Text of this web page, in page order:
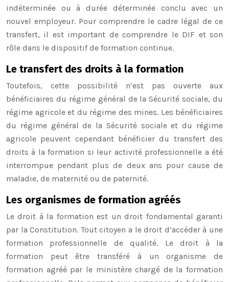
indéterminée ou à durée déterminée conclu avec un
nouvel employeur. Pour comprendre le cadre légal de ce
transfert, il est important de comprendre le DIF et son
rôle dans le dispositif de formation continue.
Le transfert des droits à la formation
Toutefois, cette possibilité n’est pas ouverte aux
bénéficiaires du régime général de la Sécurité sociale, du
régime agricole et du régime des mines. Les bénéficiaires
du régime général de la Sécurité sociale et du régime
agricole peuvent cependant bénéficier du transfert des
droits à la formation si leur activité professionnelle a été
interrompue pendant plus de deux ans pour cause de
maladie, de maternité ou de paternité.
Les organismes de formation agréés
Le droit à la formation est un droit fondamental garanti
par la Constitution. Tout citoyen a le droit d’accéder à une
formation professionnelle de qualité. Le droit à la
formation peut être transféré à un organisme de
formation agréé par le ministère chargé de la formation